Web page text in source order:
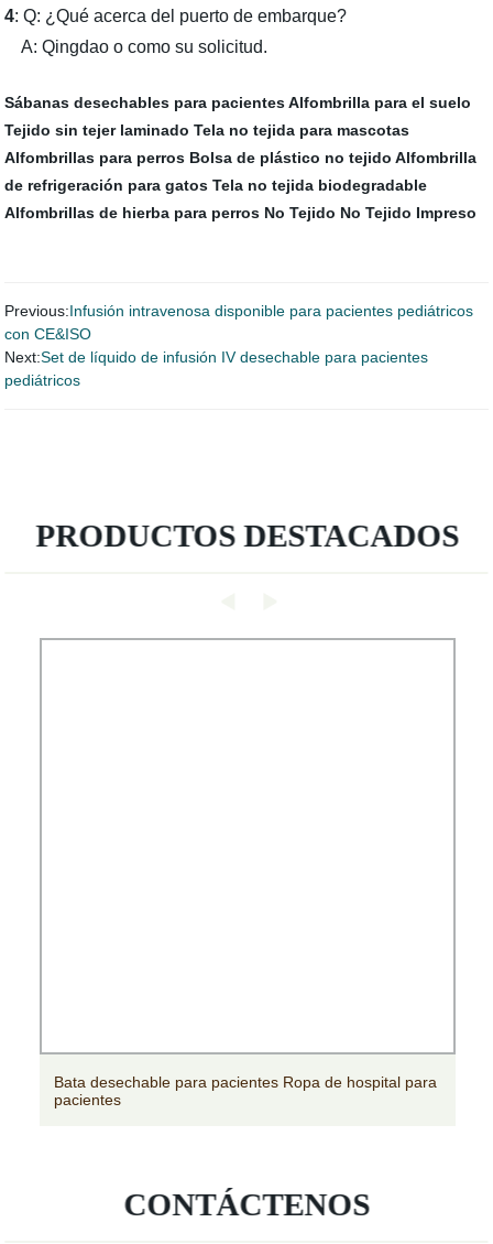
4: Q: ¿Qué acerca del puerto de embarque?
A: Qingdao o como su solicitud.
Sábanas desechables para pacientes Alfombrilla para el suelo
Tejido sin tejer laminado Tela no tejida para mascotas
Alfombrillas para perros Bolsa de plástico no tejido Alfombrilla
de refrigeración para gatos Tela no tejida biodegradable
Alfombrillas de hierba para perros No Tejido No Tejido Impreso
Previous:Infusión intravenosa disponible para pacientes pediátricos
con CE&ISO
Next:Set de líquido de infusión IV desechable para pacientes
pediátricos
PRODUCTOS DESTACADOS
Bata desechable para pacientes Ropa de hospital para
pacientes
CONTÁCTENOS